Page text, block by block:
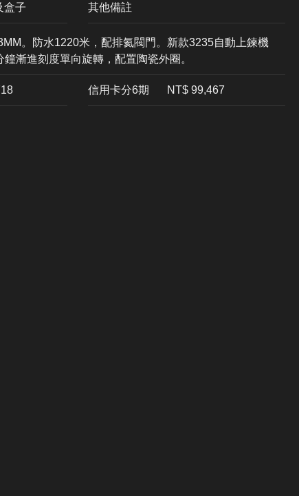
盒子 其他備註
。防水1220米，配排氦閥門。新款3235自動上鍊機
漸進刻度單向旋轉，配置陶瓷外圈。
信用卡分6期 NT$ 99,467